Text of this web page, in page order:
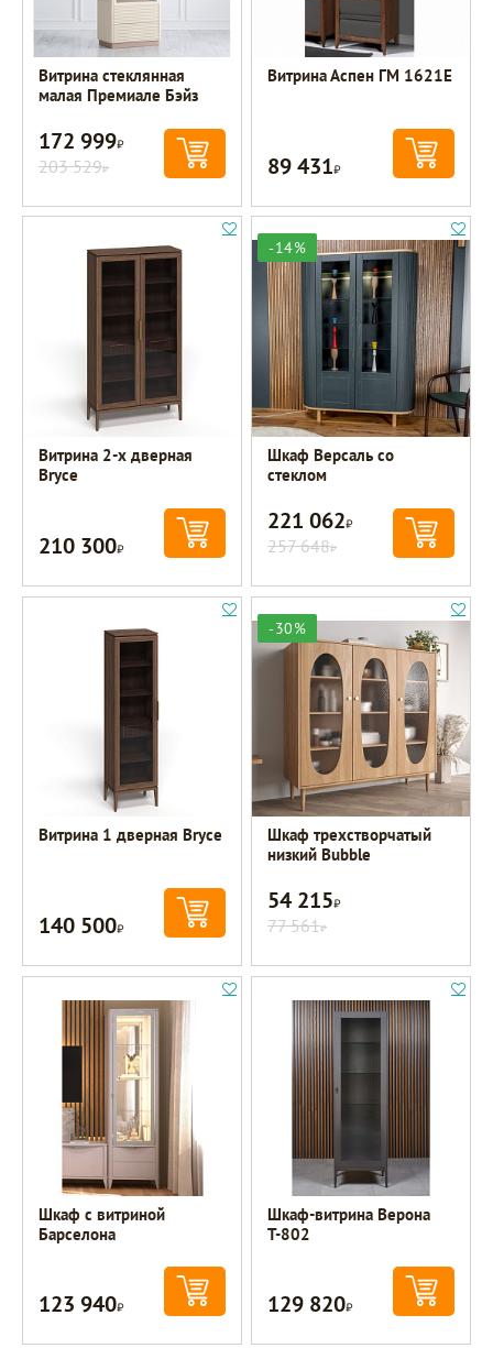
Витрина стеклянная
малая Премиале Бэйз
172 999Р
203 529Р
Витрина Аспен ГМ 1621Е
89 431Р
Витрина 2-х дверная
Bryce
210 300Р
-14%
Шкаф Версаль со
стеклом
221 062Р
257 648Р
Витрина 1 дверная Bryce
140 500Р
-30%
Шкаф трехстворчатый
низкий Bubble
54 215Р
77 561Р
Шкаф с витриной
Барселона
123 940Р
Шкаф-витрина Верона
Т-802
129 820Р